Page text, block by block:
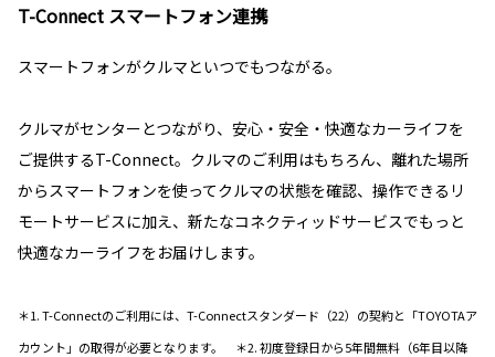
T-Connect スマートフォン連携
スマートフォンがクルマといつでもつながる。
クルマがセンターとつながり、安心・安全・快適なカーライフを
ご提供するT-Connect。クルマのご利用はもちろん、離れた場所
からスマートフォンを使ってクルマの状態を確認、操作できるリ
モートサービスに加え、新たなコネクティッドサービスでもっと
快適なカーライフをお届けします。
＊1. T-Connectのご利用には、T-Connectスタンダード（22）の契約と「TOYOTAア
カウント」の取得が必要となります。 ＊2. 初度登録日から5年間無料（6年目以降